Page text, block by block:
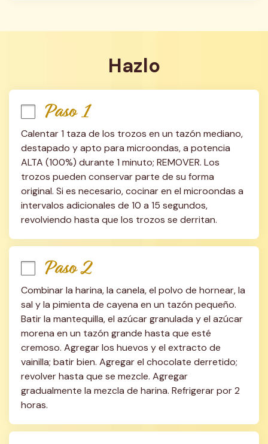
Hazlo
Paso 1
Calentar 1 taza de los trozos en un tazón mediano,
destapado y apto para microondas, a potencia
ALTA (100%) durante 1 minuto; REMOVER. Los
trozos pueden conservar parte de su forma
original. Si es necesario, cocinar en el microondas a
intervalos adicionales de 10 a 15 segundos,
revolviendo hasta que los trozos se derritan.
Paso 2
Combinar la harina, la canela, el polvo de hornear, la
sal y la pimienta de cayena en un tazón pequeño.
Batir la mantequilla, el azúcar granulada y el azúcar
morena en un tazón grande hasta que esté
cremoso. Agregar los huevos y el extracto de
vainilla; batir bien. Agregar el chocolate derretido;
revolver hasta que se mezcle. Agregar
gradualmente la mezcla de harina. Refrigerar por 2
horas.